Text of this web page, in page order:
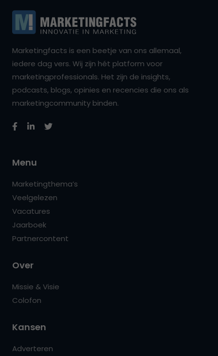
Marketingfacts is een beetje van ons allemaal,
iedere dag vers. Wij zijn hét platform voor
marketingprofessionals. Het zijn de insights,
podcasts, blogs, opinies en recencies die ons als
marketingcommunity binden.
Menu
Marketingthema’s
Veelgelezen
Vacatures
Jaarboek
Partnercontent
Over
Missie & Visie
Colofon
Kansen
Adverteren